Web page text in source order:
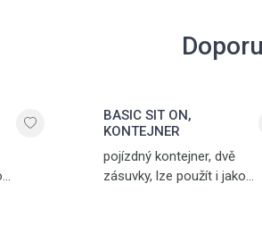
BASIC SIT ON,
KONTEJNER
pojízdný kontejner, dvě
zásuvky, lze použít i jako